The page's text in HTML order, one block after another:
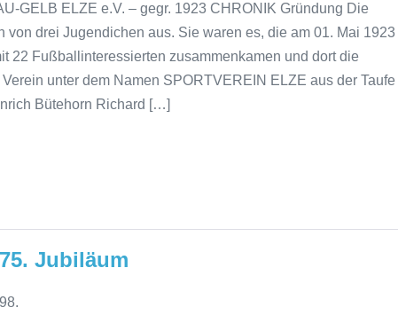
GELB ELZE e.V. – gegr. 1923 CHRONIK Gründung Die
von drei Jugendichen aus. Sie waren es, die am 01. Mai 1923
22 Fußballinteressierten zusammenkamen und dort die
unter dem Namen SPORTVEREIN ELZE aus der Taufe
Bütehorn Richard […]
Jubiläum